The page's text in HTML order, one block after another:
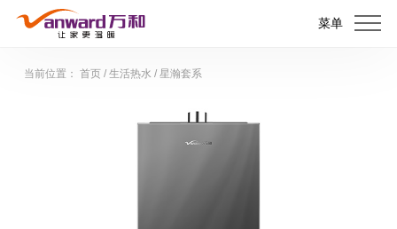
菜单
当前位置： 首页/ 生活热水 / 星瀚套系